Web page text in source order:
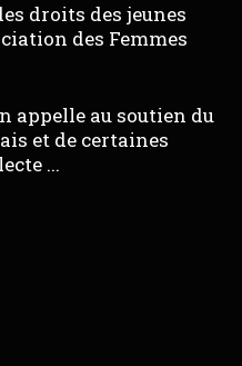
droits des jeunes
des Femmes
appelle au soutien du
et de certaines
...